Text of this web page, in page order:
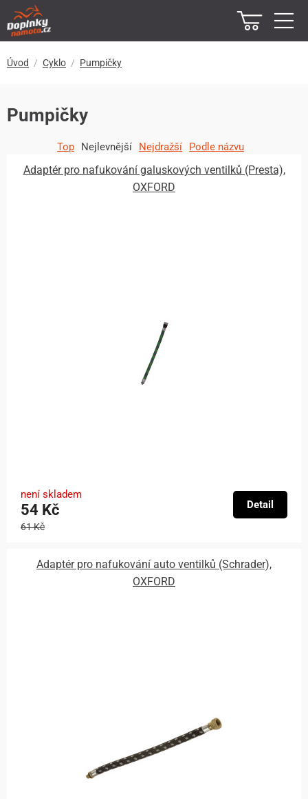
Úvod Cyklo Pumpičky
Pumpičky
Top Nejlevnější Nejdražší Podle názvu
Adaptér pro nafukování galuskových ventilků (Presta),
OXFORD
není skladem
54 Kč
61 Kč
Detail
Adaptér pro nafukování auto ventilků (Schrader),
OXFORD